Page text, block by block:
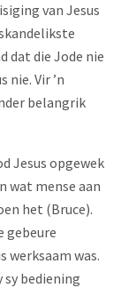
van Jesus
dat die Jode nie
nie. Vir ’n
belangrik
Jesus opgewek
wat mense aan
het (Bruce).
gebeure
werksaam was.
sy bediening